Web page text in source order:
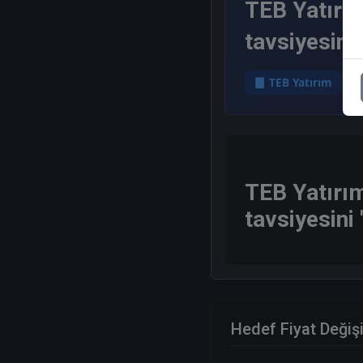
TEB
tavsiyesini
TEB Yatırım
TEB
tavsiyesini
Hedef Fiyat